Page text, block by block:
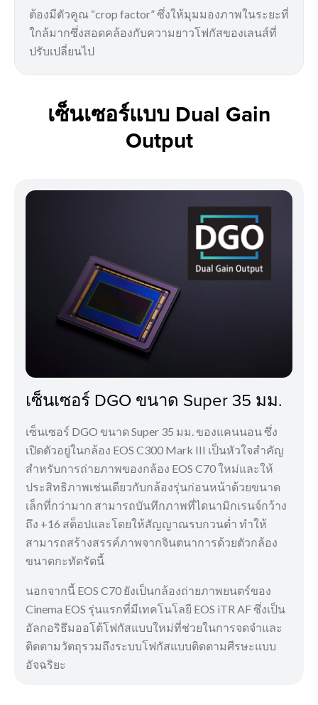
ต้องมีตัวคูณ “crop factor” ซึ่งให้มุมมองภาพในระยะที่
ใกล้มากซึ่งสอดคล้องกับความยาวโฟกัสของเลนส์ที่
ปรับเปลี่ยนไป
เซ็นเซอร์แบบ Dual Gain
Output
เซ็นเซอร์ DGO ขนาด Super 35 มม.
เซ็นเซอร์ DGO ขนาด Super 35 มม. ของแคนนอน ซึ่ง
เปิดตัวอยู่ในกล้อง EOS C300 Mark III เป็นหัวใจสำคัญ
สำหรับการถ่ายภาพของกล้อง EOS C70 ใหม่และให้
ประสิทธิภาพเช่นเดียวกับกล้องรุ่นก่อนหน้าด้วยขนาด
เล็กที่กว่ามาก สามารถบันทึกภาพที่ไดนามิกเรนจ์กว้าง
ถึง +16 สต็อปและโดยให้สัญญาณรบกวนต่ำ ทำให้
สามารถสร้างสรรค์ภาพจากจินตนาการด้วยตัวกล้อง
ขนาดกะทัดรัดนี้
นอกจากนี้ EOS C70 ยังเป็นกล้องถ่ายภาพยนตร์ของ
Cinema EOS รุ่นแรกที่มีเทคโนโลยี EOS iTR AF ซึ่งเป็น
อัลกอริธึมออโต้โฟกัสแบบใหม่ที่ช่วยในการจดจำและ
ติดตามวัตถุรวมถึงระบบโฟกัสแบบติดตามศีรษะแบบ
อัจฉริยะ